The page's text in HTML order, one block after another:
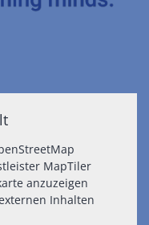
MapTiler
anzuzeigen
Inhalten